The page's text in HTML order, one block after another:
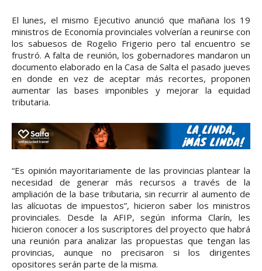
El lunes, el mismo Ejecutivo anunció que mañana los 19
ministros de Economía provinciales volverían a reunirse con
los sabuesos de Rogelio Frigerio pero tal encuentro se
frustró. A falta de reunión, los gobernadores mandaron un
documento elaborado en la Casa de Salta el pasado jueves
en donde en vez de aceptar más recortes, proponen
aumentar las bases imponibles y mejorar la equidad
tributaria.
“Es opinión mayoritariamente de las provincias plantear la
necesidad de generar más recursos a través de la
ampliación de la base tributaria, sin recurrir al aumento de
las alícuotas de impuestos”, hicieron saber los ministros
provinciales. Desde la AFIP, según informa Clarín, les
hicieron conocer a los suscriptores del proyecto que habrá
una reunión para analizar las propuestas que tengan las
provincias, aunque no precisaron si los dirigentes
opositores serán parte de la misma.